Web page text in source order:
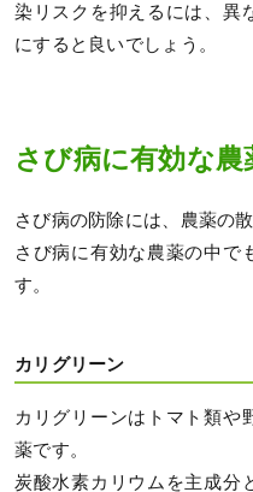
染リスクを抑えるには、異
にすると良いでしょう。
さび病に有効な農
さび病の防除には、農薬の
さび病に有効な農薬の中で
す。
カリグリーン
カリグリーンはトマト類や
薬です。
炭酸水素カリウムを主成分